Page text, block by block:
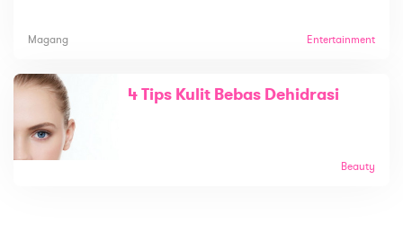
Magang Entertainment
4 Tips Kulit Bebas Dehidrasi
Beauty